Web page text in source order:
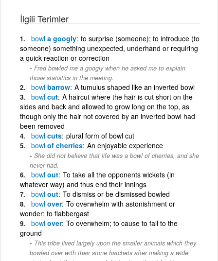
İlgili Terimler
bowl a googly to surprise (someone); to introduce (to
someone) something unexpected, underhand or requiring
a quick reaction or correction
Fred bowled me a googly when he asked me to explain
those statistics in the meeting.
bowl barrow A tumulus shaped like an inverted bowl
bowl cut A haircut where the hair is cut short on the
sides and back and allowed to grow long on the top, as
though only the hair not covered by an inverted bowl had
been removed
bowl cuts plural form of bowl cut
bowl of cherries An enjoyable experience
She did not believe that life was a bowl of cherries, and she
never had.
bowl out To take all the opponents wickets (in
whatever way) and thus end their innings
bowl out To dismiss or be dismissed bowled
bowl over To overwhelm with astonishment or
wonder; to flabbergast
bowl over To overwhelm; to cause to fall to the
ground
This tribe lived largely upon the smaller animals which they
bowled over with their stone hatchets after making a wide